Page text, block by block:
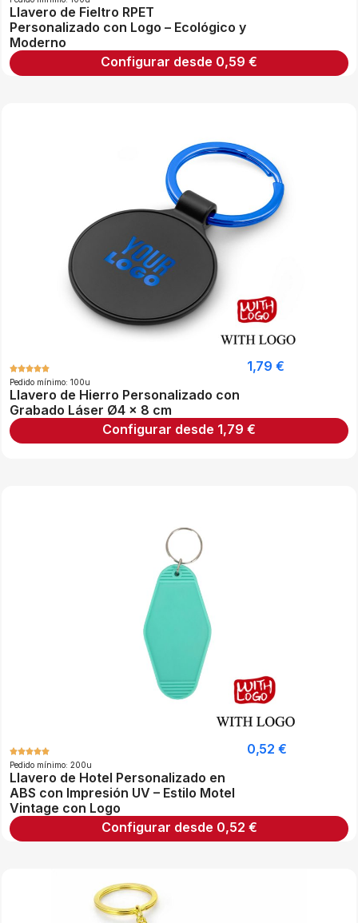
Llavero de Fieltro RPET
Personalizado con Logo – Ecológico y
Moderno
Configurar desde 0,59 €
Pedido mínimo: 100u
Llavero de Hierro Personalizado con
Grabado Láser Ø4 x 8 cm
1,79 €
Configurar desde 1,79 €
Pedido mínimo: 200u
Llavero de Hotel Personalizado en
ABS con Impresión UV – Estilo Motel
Vintage con Logo
0,52 €
Configurar desde 0,52 €